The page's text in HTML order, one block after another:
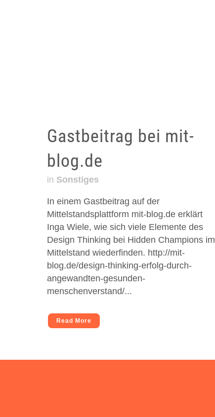
Gastbeitrag bei mit-
blog.de
in Sonstiges
In einem Gastbeitrag auf der
Mittelstandsplattform mit-blog.de erklärt
Inga Wiele, wie sich viele Elemente des
Design Thinking bei Hidden Champions im
Mittelstand wiederfinden. http://mit-
blog.de/design-thinking-erfolg-durch-
angewandten-gesunden-
menschenverstand/...
Read More